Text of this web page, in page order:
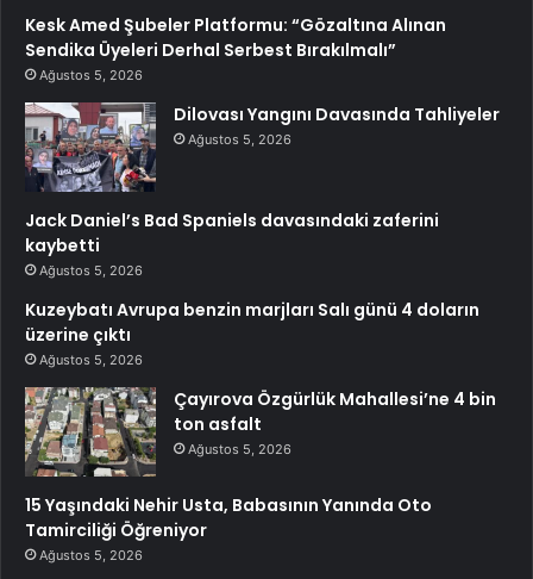
Kesk Amed Şubeler Platformu: “Gözaltına Alınan
Sendika Üyeleri Derhal Serbest Bırakılmalı”
Ağustos 5, 2026
Dilovası Yangını Davasında Tahliyeler
Ağustos 5, 2026
Jack Daniel’s Bad Spaniels davasındaki zaferini
kaybetti
Ağustos 5, 2026
Kuzeybatı Avrupa benzin marjları Salı günü 4 doların
üzerine çıktı
Ağustos 5, 2026
Çayırova Özgürlük Mahallesi’ne 4 bin
ton asfalt
Ağustos 5, 2026
15 Yaşındaki Nehir Usta, Babasının Yanında Oto
Tamirciliği Öğreniyor
Ağustos 5, 2026